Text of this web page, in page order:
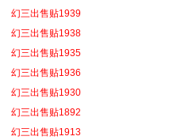
幻三出售贴1939
幻三出售贴1938
幻三出售贴1935
幻三出售贴1936
幻三出售贴1930
幻三出售贴1892
幻三出售贴1913